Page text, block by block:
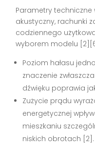
Parametry techniczne
akustyczny, rachunki
codziennego
wyborem modelu
Poziom hałasu
znaczenie
dźwięku poprawia
Zużycie prądu
energetycznej
mieszkaniu
niskich obrotach [2] .